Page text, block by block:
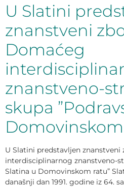
U Slatini
znanstveni
Domaćeg
znanstveno-
skupa
U Slatini predstavljen
interdisciplinarnog znanstveno-
Slatina u Domovinskom ratu”
današnji dan 1991. godine iz 64.